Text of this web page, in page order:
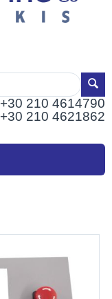
+30 210 4614790
+30 210 4621862